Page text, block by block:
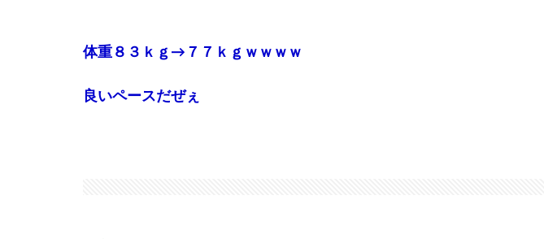
体重８３ｋｇ→７７ｋｇｗｗｗｗ
良いペースだぜぇ